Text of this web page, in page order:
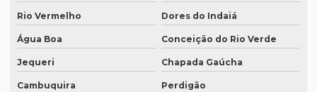
Rio Vermelho Dores do Indaiá
Água Boa Conceição do Rio Verde
Jequeri Chapada Gaúcha
Cambuquira Perdigão